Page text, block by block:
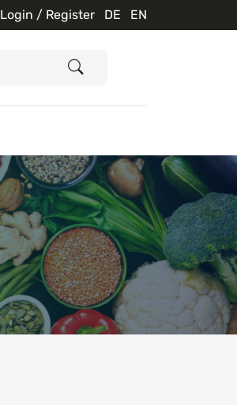
Login / Register DE EN